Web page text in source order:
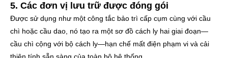
5. Các đơn vị lưu trữ được đóng gói
Được sử dụng như một công tắc bảo trì cấp cụm cùng với cầu
chì hoặc cầu dao, nó tạo ra một sơ đồ cách ly hai giai đoạn—
cầu chì cộng với bộ cách ly—hạn chế mất điện phạm vi và cải